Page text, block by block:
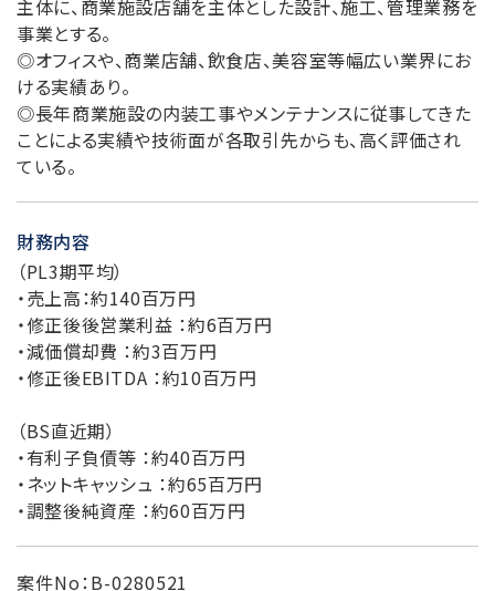
主体に、商業施設店舗を主体とした設計、施工、管理業務を
事業とする。
◎オフィスや、商業店舗、飲食店、美容室等幅広い業界にお
ける実績あり。
◎長年商業施設の内装工事やメンテナンスに従事してきた
ことによる実績や技術面が各取引先からも、高く評価され
ている。
財務内容
（PL3期平均）
・売上高：約140百万円
・修正後後営業利益 ：約6百万円
・減価償却費 ：約3百万円
・修正後EBITDA ：約10百万円
（BS直近期）
・有利子負債等 ：約40百万円
・ネットキャッシュ ：約65百万円
・調整後純資産 ：約60百万円
案件No：B-0280521